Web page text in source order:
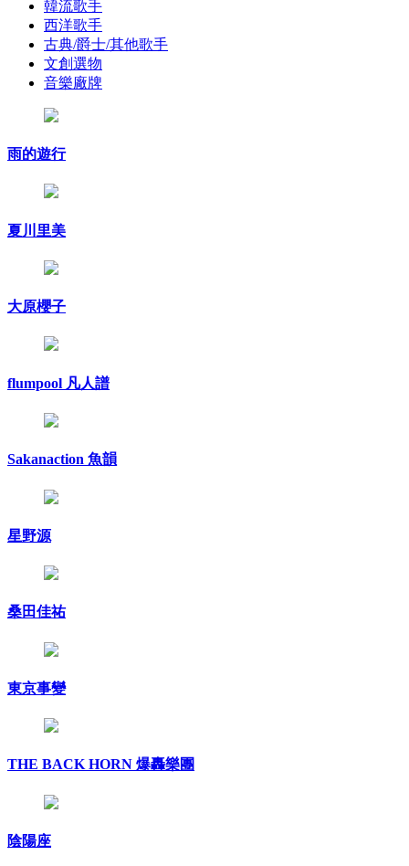
韓流歌手
西洋歌手
古典/爵士/其他歌手
文創選物
音樂廠牌
雨的遊行
夏川里美
大原櫻子
flumpool 凡人譜
Sakanaction 魚韻
星野源
桑田佳祐
東京事變
THE BACK HORN 爆轟樂團
陰陽座